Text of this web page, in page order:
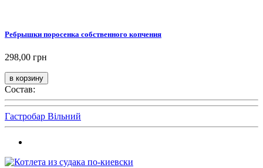
Ребрышки поросенка собственного копчения
298,00 грн
Состав:
Гастробар Вільний